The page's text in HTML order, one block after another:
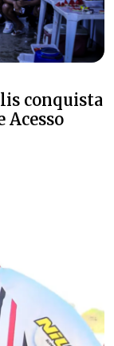
conquista